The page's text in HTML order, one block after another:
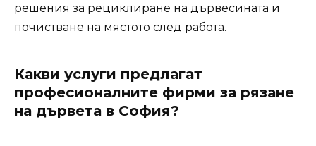
решения за рециклиране на дървесината и
почистване на мястото след работа.
Какви услуги предлагат
професионалните фирми за рязане
на дървета в София?